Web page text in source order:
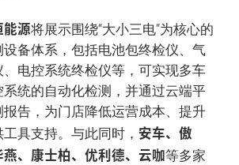
能源将展示围绕“大小三电”为核心的
备体系，包括电池包终检仪、气
电控系统终检仪等，可实现多车
统的自动化检测，并通过云端平
告，为门店降低运营成本、提升
具支持。与此同时， 安车、傲
、康士柏、优利德、云咖等多家